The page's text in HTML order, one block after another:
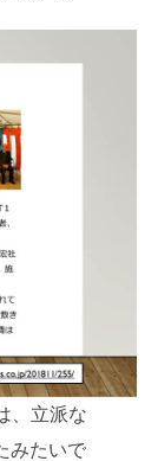
、立派な
みたいで